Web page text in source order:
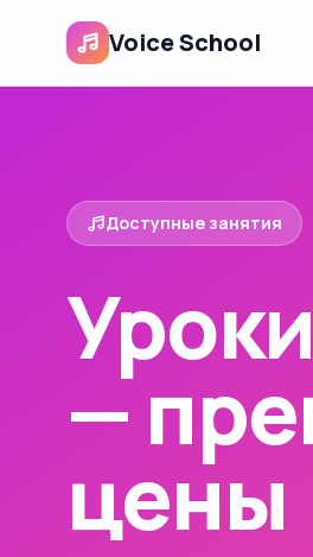
Voice School
Доступные занятия
—
цены